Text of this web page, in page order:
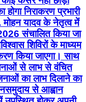
निराकरण प्रभारी
मोहन यादव के नेतृत्व में
संचालित किया जा
शिविरों के माध्यम
किया जाएगा। साथ
से लाभ से वंचित
का लाभ दिलाने का
से आह्वान